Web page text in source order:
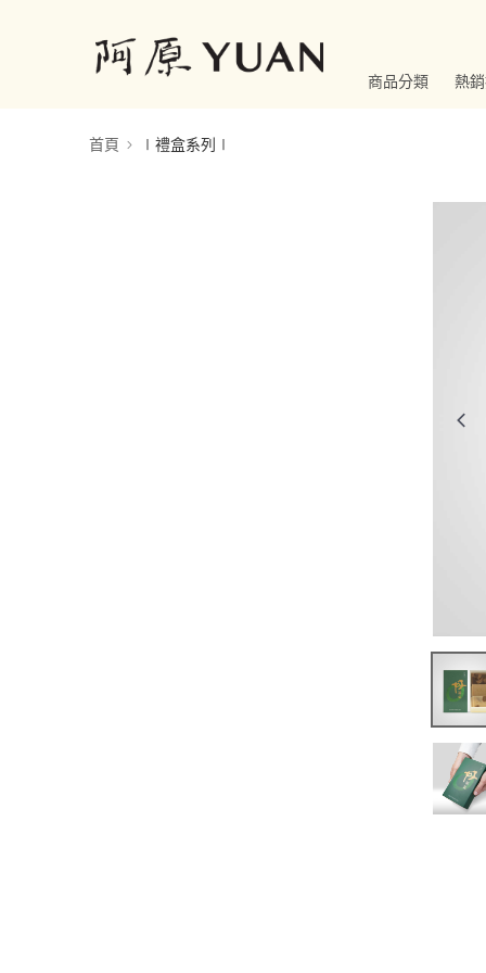
商品分類 熱
首頁 ∣禮盒系列∣